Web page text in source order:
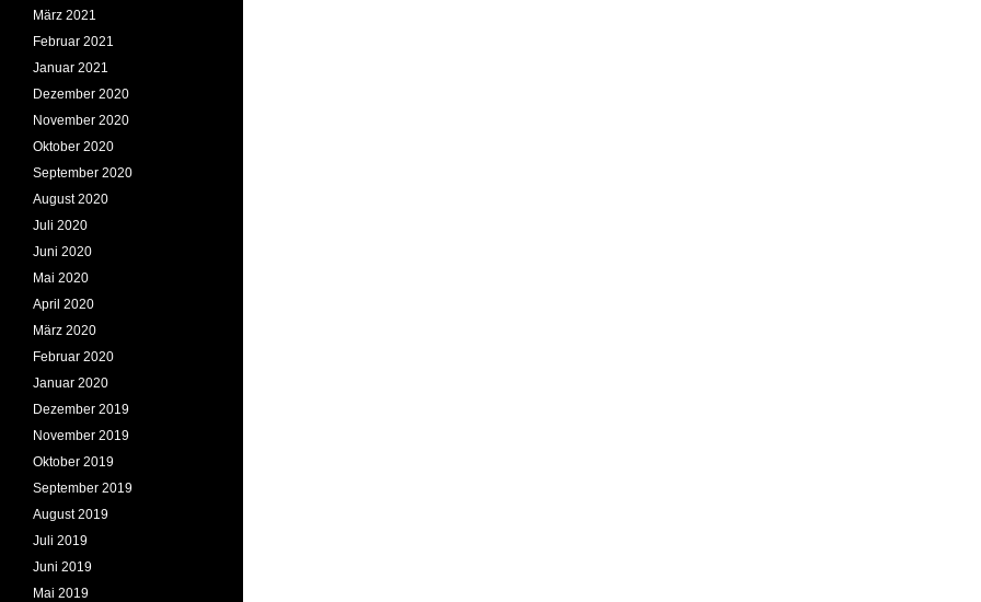
März 2021
Februar 2021
Januar 2021
Dezember 2020
November 2020
Oktober 2020
September 2020
August 2020
Juli 2020
Juni 2020
Mai 2020
April 2020
März 2020
Februar 2020
Januar 2020
Dezember 2019
November 2019
Oktober 2019
September 2019
August 2019
Juli 2019
Juni 2019
Mai 2019